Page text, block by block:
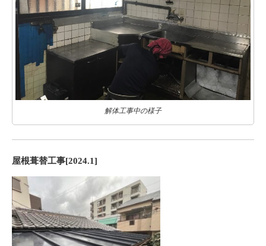
解体工事中の様子
屋根葺替工事[2024.1]